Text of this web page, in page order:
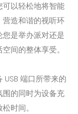
以轻松地将智能
造和谐的视听环
是举办派对还是
间的整体享受。
端口所带来的
的同时为设备充
时间。